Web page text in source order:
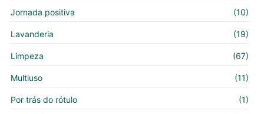
Jornada positiva (10)
Lavanderia (19)
Limpeza (67)
Multiuso (11)
Por trás do rótulo (1)